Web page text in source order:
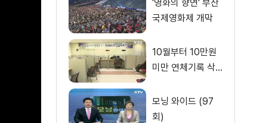
'영화의 향연' 부산
국제영화제 개막
10월부터 10만원
미만 연체기록 삭
모닝 와이드 (97
회)